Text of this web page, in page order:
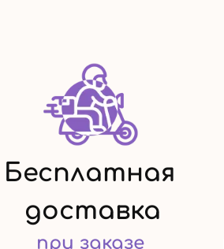
Бесплатная
доставка
при заказе